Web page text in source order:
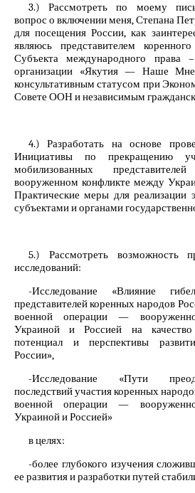
3.) Рассмотреть по моему
вопрос о включении меня, Степана
для посещения России, как
являюсь представителем
Субъекта международного права –
организации «Якутия — Наше
консультативным статусом при
Совете ООН и независимым
4.) Разработать на основе
Инициативы по прекращению
мобилизованных
вооруженном конфликте между
Практические меры для реализации
субъектами и органами
5.) Рассмотреть возможность
исследований:
-Исследование «Влияние
представителей коренных народов
военной операции —
Украиной и Россией на качество
потенциал и перспективы
России»,
-Исследование «Пути
последствий участия коренных
военной операции —
Украиной и Россией»
в целях:
-более глубокого изучения
ее развития и разработки путей